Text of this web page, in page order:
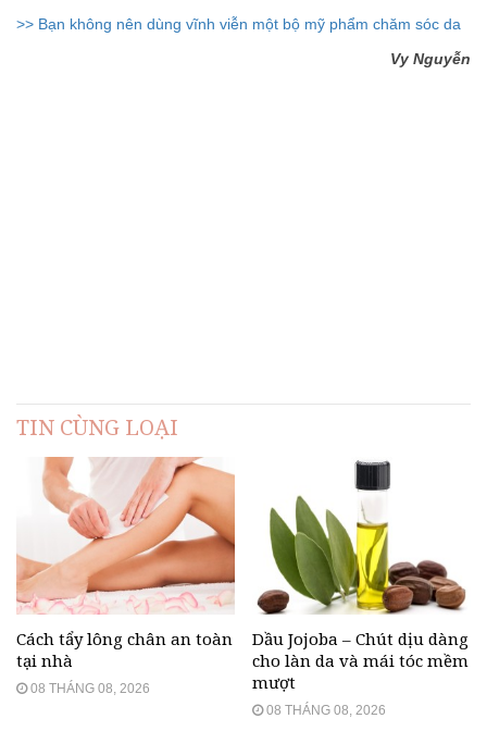
>> Bạn không nên dùng vĩnh viễn một bộ mỹ phẩm chăm sóc da
Vy Nguyễn
TIN CÙNG LOẠI
Cách tẩy lông chân an toàn
tại nhà
08 THÁNG 08, 2026
Dầu Jojoba – Chút dịu dàng
cho làn da và mái tóc mềm
mượt
08 THÁNG 08, 2026